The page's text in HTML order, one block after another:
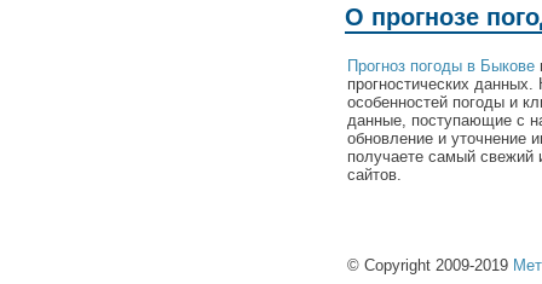
О прогнозе
Прогноз погоды в Быкове
прогностических
особенностей погоды и
данные, поступающие с
обновление и уточнение
получаете самый свежий
сайтов.
© Copyright 2009-2019